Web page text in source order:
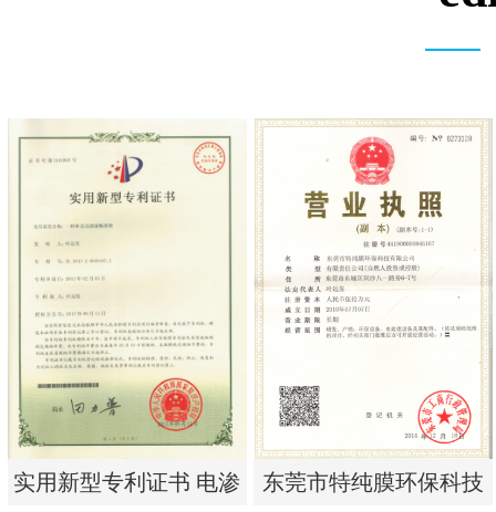
实用新型专利证书 电渗
东莞市特纯膜环保科技